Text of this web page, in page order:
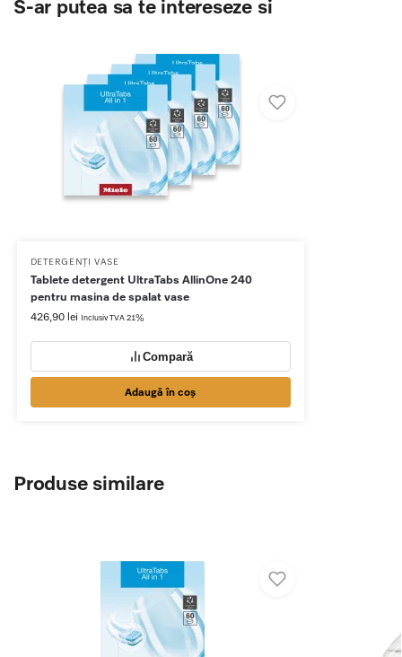
S-ar putea sa te intereseze si
DETERGENȚI VASE
Tablete detergent UltraTabs AllinOne 240
pentru masina de spalat vase
426,90 lei Inclusiv TVA 21%
Compară
Adaugă în coș
Produse similare